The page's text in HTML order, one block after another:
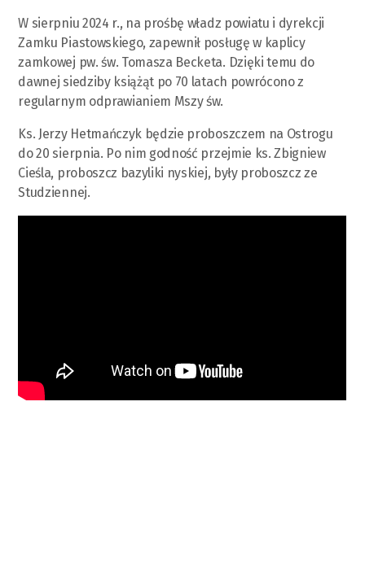
W sierpniu 2024 r., na prośbę władz powiatu i dyrekcji
Zamku Piastowskiego, zapewnił posługę w kaplicy
zamkowej pw. św. Tomasza Becketa. Dzięki temu do
dawnej siedziby książąt po 70 latach powrócono z
regularnym odprawianiem Mszy św.
Ks. Jerzy Hetmańczyk będzie proboszczem na Ostrogu
do 20 sierpnia. Po nim godność przejmie ks. Zbigniew
Cieśla, proboszcz bazyliki nyskiej, były proboszcz ze
Studziennej.